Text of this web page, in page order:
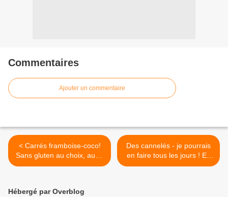
Commentaires
Ajouter un commentaire
< Carrés framboise-coco!
Sans gluten au choix, aussi
sans lait. // cléa cuisine
Des cannelés - je pourrais
en faire tous les jours ! En
plus la pâte est simplissime
Hébergé par Overblog